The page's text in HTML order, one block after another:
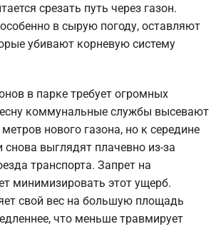
срезать путь через газон.
в сырую погоду, оставляют
убивают корневую систему
в парке требует огромных
коммунальные службы высевают
нового газона, но к середине
снова выглядят плачевно из-за
транспорта. Запрет на
минимизировать этот ущерб.
свой вес на большую площадь
что меньше травмирует